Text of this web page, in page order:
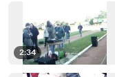
2:34